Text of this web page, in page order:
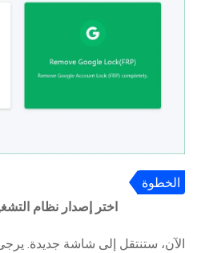
الخطوة
اختر إصدار نظام
الآن، ستنتقل إلى شاشة جديدة.